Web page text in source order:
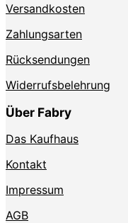
Versandkosten
Zahlungsarten
Rücksendungen
Widerrufsbelehrung
Über Fabry
Das Kaufhaus
Kontakt
Impressum
AGB